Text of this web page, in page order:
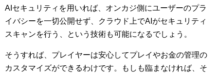
AIセキュリティを用いれば、オンカジ側にユーザーのプラ
イバシーを一切公開せず、クラウド上でAIがセキュリティ
スキャンを行う、という技術も可能になるでしょう。
そうすれば、プレイヤーは安心してプレイやお金の管理の
カスタマイズができるわけです。もしも臨まなければ、そ